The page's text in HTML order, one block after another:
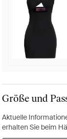
Größe und
Aktuelle
erhalten Sie beim